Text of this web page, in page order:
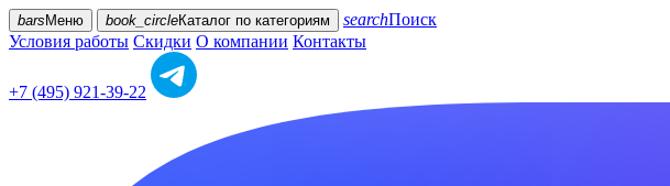
bars Меню book_circleКаталог по категориям searchПоиск
Условия работы Скидки О компании Контакты
+7 (495) 921-39-22